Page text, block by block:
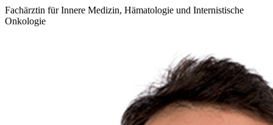
Fachärztin für Innere Medizin, Hämatologie und Internistische
Onkologie